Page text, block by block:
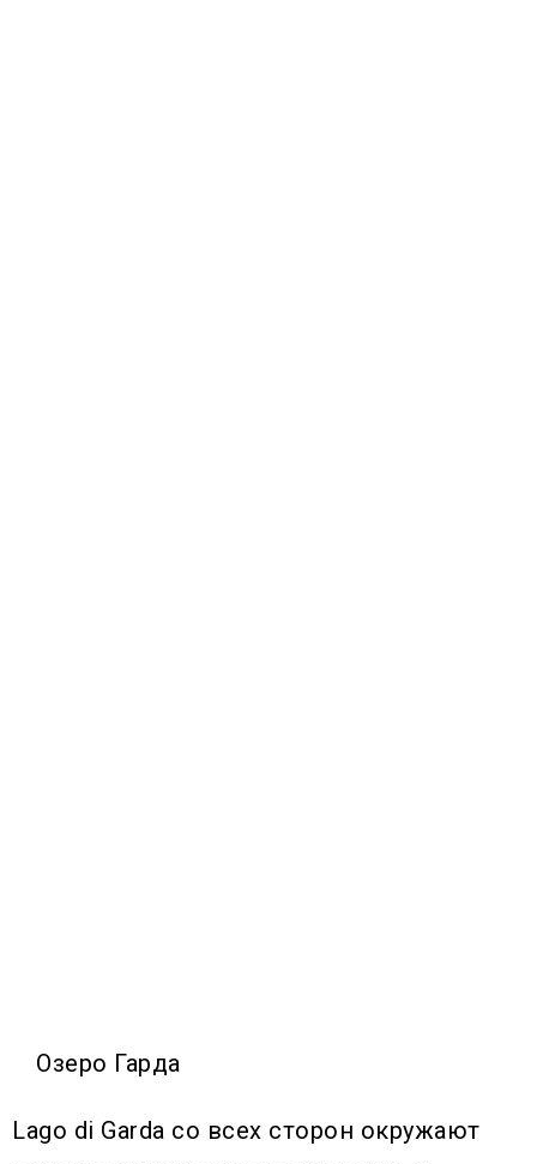
Озеро Гарда
Lago di Garda со всех сторон окружают